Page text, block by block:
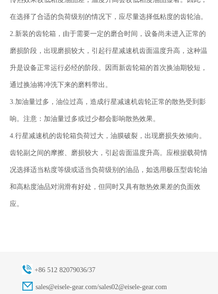
在选择了合适的负荷级别的情况下，应尽量选择低粘度的齿轮油。
2.新装的齿轮箱，由于需要一定的磨合时间，设备尚未进入正常的
磨损阶段，出现磨损较大，引起行星减速机齿面温度升高，这种温
升是设备正常运行必经的阶段。因而新齿轮箱的首次换油期较短，
通过换油将冲洗下来的磨料带出。
3.加油量过多，油位过高，造成行星减速机齿轮正常的散热受到影
响。注意：加油量过多或过少都会影响散热效果。
4.行星减速机的齿轮箱负荷过大，油膜破裂，出现磨损失效倾向。
齿轮副之间的摩擦、磨损较大，引起齿面温度升高。应根据载荷情
况选择适当粘度等级或适当负荷级别的油品，如选用极压型齿轮油
和高粘度油品对润滑有好处，但同时又具有散热效果差的负面效
应。
+86 512 82079036/37
sales@eisele-gear.com/sales02@eisele-gear.com